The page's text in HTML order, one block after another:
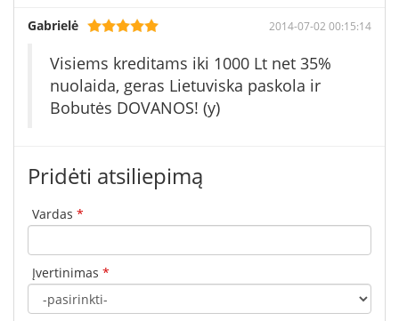
Gabrielė 2014-07-02 00:15:14
Visiems kreditams iki 1000 Lt net 35%
nuolaida, geras Lietuviska paskola ir
Bobutės DOVANOS! (y)
Pridėti atsiliepimą
Vardas *
Įvertinimas *